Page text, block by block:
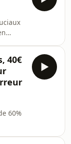
de
ou
d'une
que
sur
40€
60%